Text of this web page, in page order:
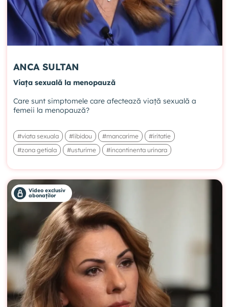
ANCA SULTAN
Viața sexuală la menopauză
Care sunt simptomele care afectează viață sexuală a
femeii la menopauză?
#viata sexuala #libidou #mancarime
#iritatie
#zona getiala
#usturime #incontinenta urinara
Video exclusiv
abonaților